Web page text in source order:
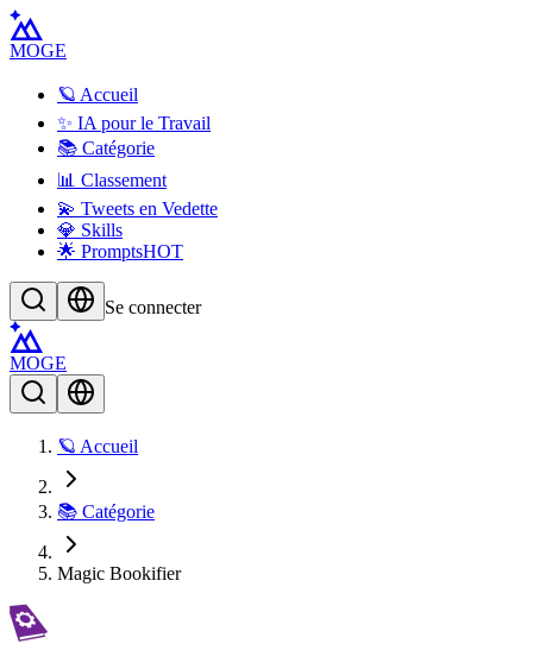
MOGE
🪐 Accueil
✨ IA pour le Travail
📚 Catégorie
📊 Classement
💫 Tweets en Vedette
💎 Skills
🌟 PromptsHOT
Se connecter
MOGE
🪐 Accueil
📚 Catégorie
Magic Bookifier